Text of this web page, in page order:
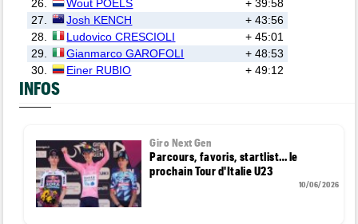
26.
Wout POELS
+ 39:58
27.
Josh KENCH
+ 43:56
28.
Ludovico CRESCIOLI
+ 45:01
29.
Gianmarco GAROFOLI
+ 48:53
30.
Einer RUBIO + 49:12
INFOS
Giro Next Gen
Parcours, favoris, startlist… le
prochain Tour d'Italie U23
10/06/2026